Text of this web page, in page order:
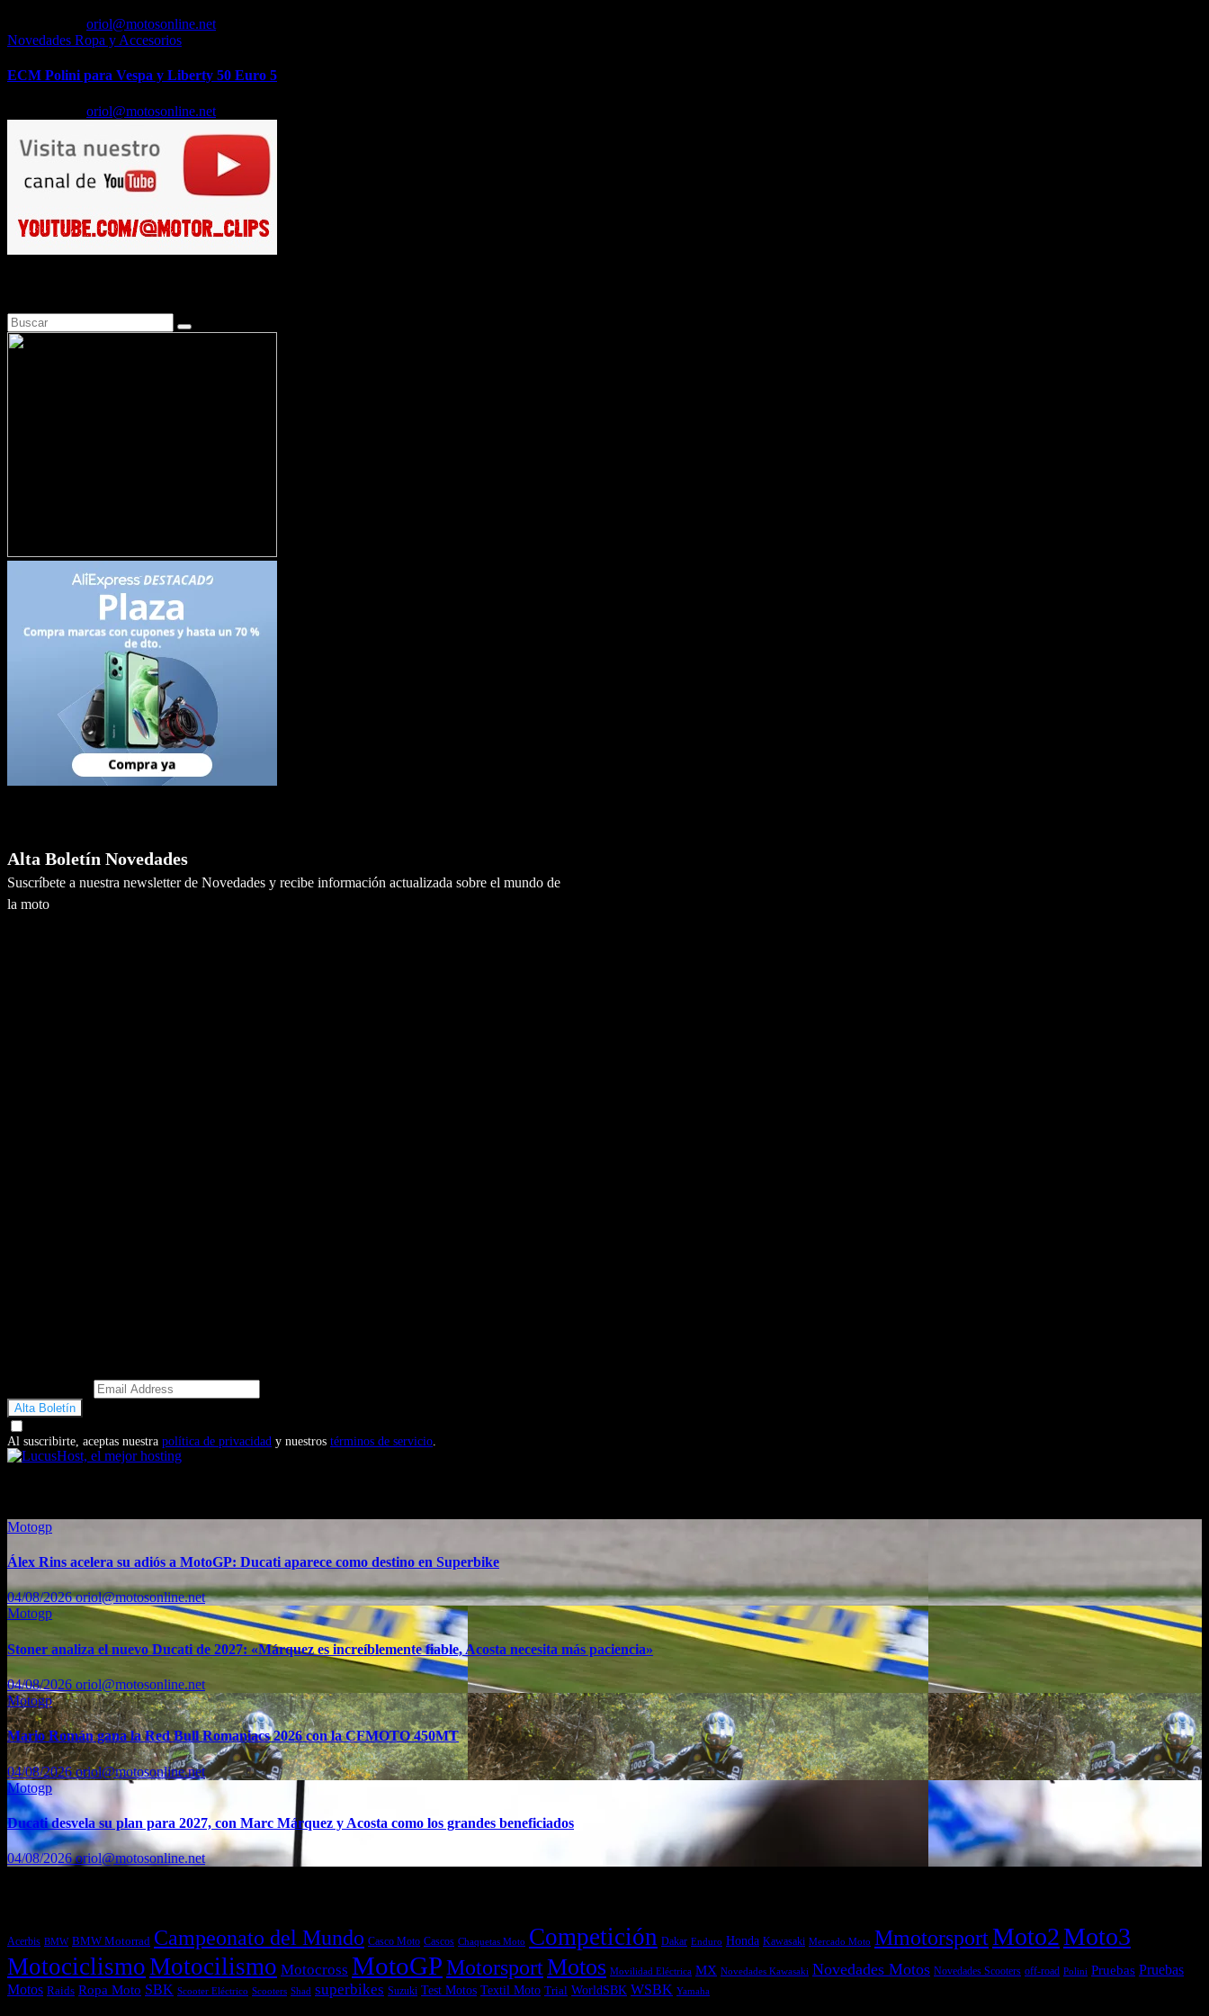
oriol@motosonline.net
Novedades Ropa y Accesorios
ECM Polini para Vespa y Liberty 50 Euro 5
oriol@motosonline.net
Alta Boletín Novedades
Suscríbete a nuestra newsletter de Novedades y recibe información actualizada sobre el mundo de
la moto
Al suscribirte, aceptas nuestra política de privacidad y nuestros términos de servicio.
Motogp
Álex Rins acelera su adiós a MotoGP: Ducati aparece como destino en Superbike
04/08/2026oriol@motosonline.net
Motogp
Stoner analiza el nuevo Ducati de 2027: «Márquez es increíblemente fiable, Acosta necesita más paciencia»
04/08/2026 oriol@motosonline.net
Motogp
Mario Román gana la Red Bull Romaniacs 2026 con la CFMOTO 450MT
04/08/2026oriol@motosonline.net
Motogp
Ducati desvela su plan para 2027, con Marc Márquez y Acosta como los grandes beneficiados
04/08/2026oriol@motosonline.net
Acerbis BMW BMW Motorrad Campeonato del Mundo Casco Moto Cascos Chaquetas Moto Competición Dakar Enduro Honda Kawasaki Mercado Moto MmotorsportMoto2Moto3
MotociclismoMotocilismo Motocross MotoGPMotorsportMotos Movilidad Eléctrica MX Novedades Kawasaki Novedades Motos Novedades Scooters off-road Polini Pruebas Pruebas
Motos Raids Ropa Moto SBK Scooter Eléctrico Scooters Shad superbikes Suzuki Test Motos Textil Moto Trial WorldSBK WSBK Yamaha